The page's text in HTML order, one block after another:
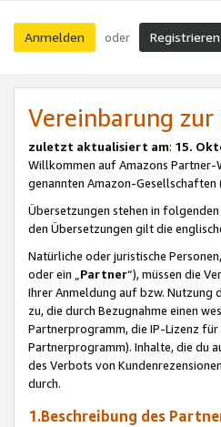
Anmelden oder Registrieren
Vereinbarung
zuletzt aktualisiert am: 15.
Willkommen auf Amazons Partner-
genannten Amazon-Gesellschaften
Übersetzungen stehen in
den Übersetzungen gilt die
Natürliche oder juristische
oder ein „Partner“), müssen die
Ihrer Anmeldung auf bzw. Nutzung
zu, die durch Bezugnahme einen
Partnerprogramm, die IP-Lizenz
Partnerprogramm). Inhalte, die du
des Verbots von
durch.
1.Beschreibung des